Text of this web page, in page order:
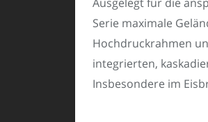
Serie maximale
Hochdruckrahmen
integrierten,
Insbesondere im